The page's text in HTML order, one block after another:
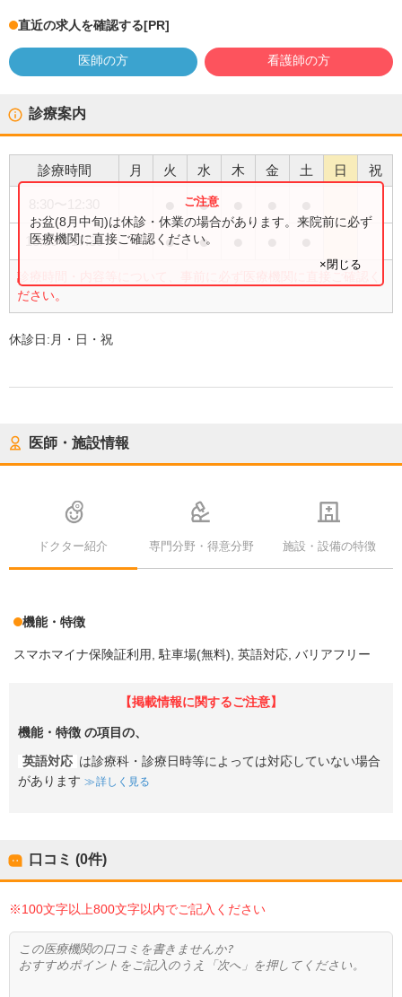
直近の求人を確認する[PR]
医師の方 看護師の方
診療案内
診療時間 月 火 水 木 金 土 日 祝
●
13:30〜17:30 ● ●
診療時間・内容等について、事前に必ず医療機関に直接ご確認く
ださい。
お盆(8月中旬)は休診・休業の場合があります。来院前に必ず
医療機関に直接ご確認ください。
×閉じる
休診日: 月・日・祝
医師・施設情報
ドクター紹介 専門分野・得意分野 施設・設備の特徴
機能・特徴
スマホマイナ保険証利用 駐車場(無料) 英語対応 バリアフリー
【掲載情報に関するご注意】
機能・特徴 の項目の、
英語対応 は診療科・診療日時等によっては対応していない場合
があります
詳しく見る
口コミ (0件)
※100文字以上800文字以内でご記入ください